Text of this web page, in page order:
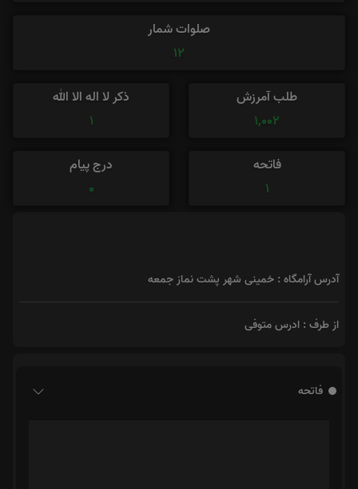
صلوات شمار
12
طلب آمرزش
1,002
ذکر لا اله الا الله
1
فاتحه
1
درج پیام
0
آدرس آرامگاه : خمینی شهر پشت نماز جمعه
از طرف : ادرس متوفی
فاتحه